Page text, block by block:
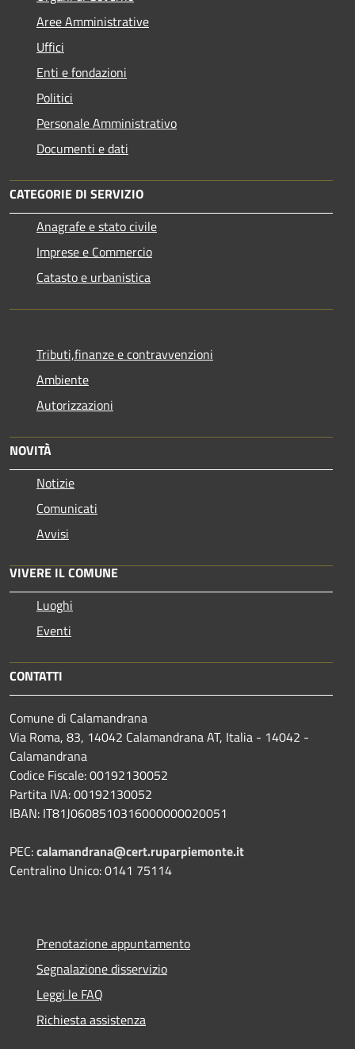
Aree Amministrative
Uffici
Enti e fondazioni
Politici
Personale Amministrativo
Documenti e dati
CATEGORIE DI SERVIZIO
Anagrafe e stato civile
Imprese e Commercio
Catasto e urbanistica
Tributi,finanze e contravvenzioni
Ambiente
Autorizzazioni
NOVITÀ
Notizie
Comunicati
Avvisi
VIVERE IL COMUNE
Luoghi
Eventi
CONTATTI
Comune di Calamandrana
Via Roma, 83, 14042 Calamandrana AT, Italia - 14042 -
Calamandrana
Codice Fiscale: 00192130052
Partita IVA: 00192130052
IBAN: IT81J0608510316000000020051
PEC:calamandrana@cert.ruparpiemonte.it
Centralino Unico: 0141 75114
Prenotazione appuntamento
Segnalazione disservizio
Leggi le FAQ
Richiesta assistenza